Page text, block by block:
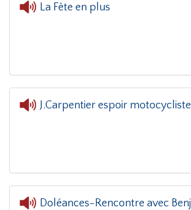
La Fête en plus
J.Carpentier espoir motocycliste
Doléances-Rencontre avec